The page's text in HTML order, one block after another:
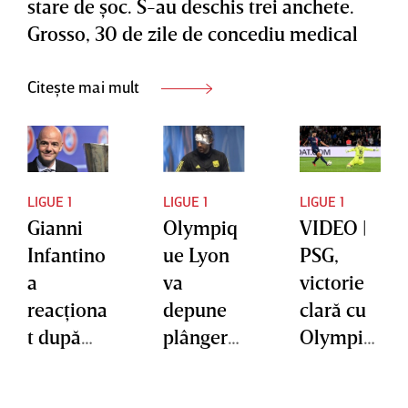
stare de şoc. S-au deschis trei anchete.
Grosso, 30 de zile de concediu medical
Citește mai mult
LIGUE 1
Gianni
Infantino
a
reacţiona
t după
LIGUE 1
Olympiq
ue Lyon
va
depune
plângere
LIGUE 1
VIDEO |
PSG,
victorie
clară cu
Olympiq